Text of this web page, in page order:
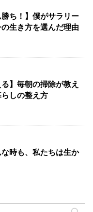
勝ち！】僕がサラリー
生き方を選んだ理由
る】毎朝の掃除が教え
しの整え方
な時も、私たちは生か